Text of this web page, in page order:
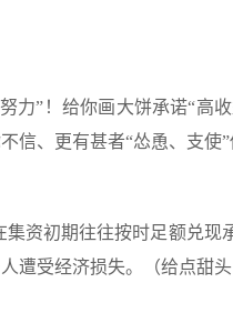
力”！给你画大饼承诺“高
信、更有甚者“怂恿、支使
资初期往往按时足额兑现
遭受经济损失。（给点甜头